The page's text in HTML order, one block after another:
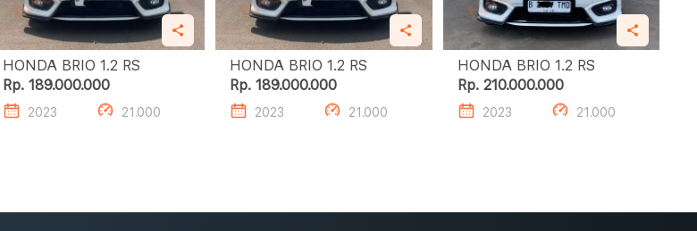
HONDA BRIO 1.2 RS
Rp. 189.000.000
2023 21.000
HONDA BRIO 1.2 RS
Rp. 189.000.000
2023 21.000
HONDA BRIO 1.2 RS
Rp. 210.000.000
2023 21.000